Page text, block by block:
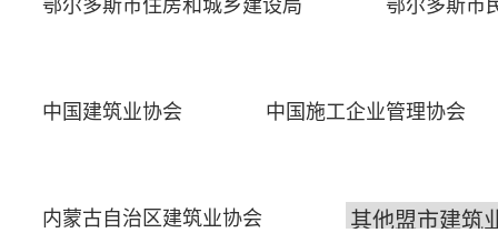
鄂尔多斯市住房和城乡建设局 鄂尔多斯市
中国建筑业协会 中国施工企业管理协会
内蒙古自治区建筑业协会